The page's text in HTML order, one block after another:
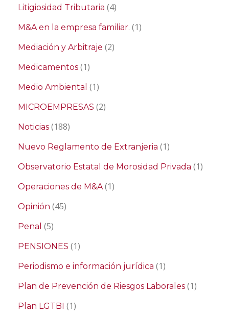
Litigiosidad Tributaria (4)
M&A en la empresa familiar. (1)
Mediación y Arbitraje (2)
Medicamentos (1)
Medio Ambiental (1)
MICROEMPRESAS (2)
Noticias (188)
Nuevo Reglamento de Extranjeria (1)
Observatorio Estatal de Morosidad Privada (1)
Operaciones de M&A(1)
Opinión (45)
Penal (5)
PENSIONES (1)
Periodismo e información jurídica (1)
Plan de Prevención de Riesgos Laborales (1)
Plan LGTBI (1)